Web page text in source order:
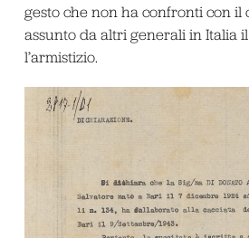
gesto che non ha confronti con il
assunto da altri generali in Italia
l’armistizio.